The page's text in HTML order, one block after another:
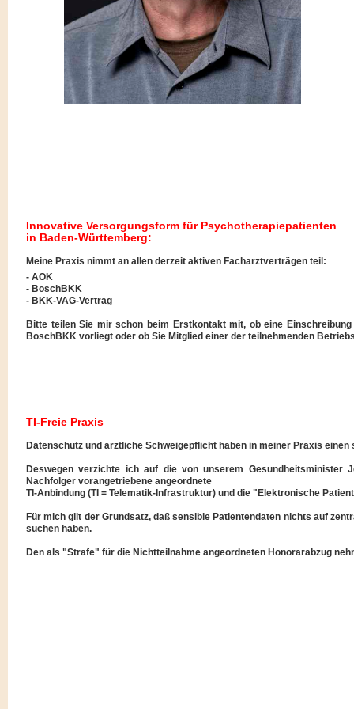
Innovative Versorgungsform für Psychotherapiepatienten
in Baden-Württemberg:
Meine Praxis nimmt an allen derzeit aktiven Facharztverträgen teil:
- AOK
- BoschBKK
- BKK-VAG-Vertrag
Bitte teilen Sie mir schon beim Erstkontakt mit, ob eine
BoschBKK vorliegt oder ob Sie Mitglied einer der teilnehmenden
TI-Freie Praxis
Datenschutz und ärztliche Schweigepflicht haben in meiner Praxis einen
Deswegen verzichte ich auf die von unserem Gesundheitsminister
Nachfolger vorangetriebene angeordnete
TI-Anbindung (TI = Telematik-Infrastruktur) und die "Elektronische
Für mich gilt der Grundsatz, daß sensible Patientendaten nichts auf
suchen haben.
Den als "Strafe" für die Nichtteilnahme angeordneten Honorarabzug